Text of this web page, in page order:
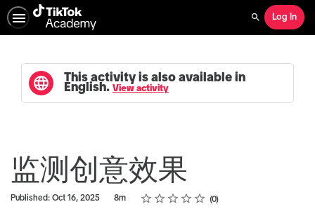
Search
Log In
This activity is also available in
English. View activity
监测创意效果
Published: Oct 16, 2025
Duration 8m Rating
1 star
2 stars
3 stars
4 stars
5 stars
Average rating: 0 0
No reviews